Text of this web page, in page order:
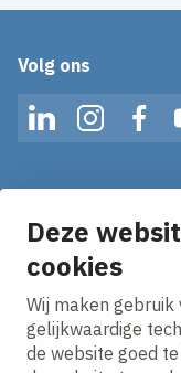
Deze
cookies
Wij maken gebruik
gelijkwaardige
de website goed
Volg ons
LinkedInInstagram
Ontvang onze
E-mailadres
Ik ga akkoord